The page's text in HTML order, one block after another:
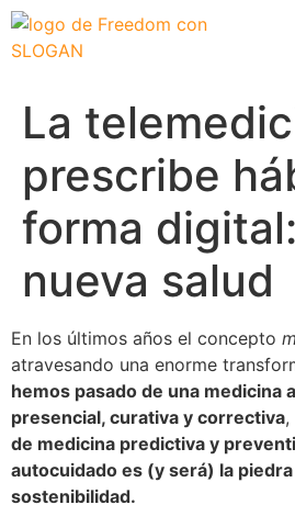
La
prescribe
forma
nueva salud
En los últimos años el concepto
atravesando una enorme
hemos pasado de una medicina
presencial, curativa y correctiva,
de medicina predictiva y
autocuidado es (y será) la
sostenibilidad.